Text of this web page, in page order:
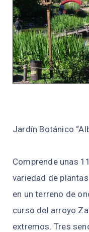
Jardín Botánico
Comprende unas
variedad de
en un terreno de
curso del arroyo
extremos. Tres